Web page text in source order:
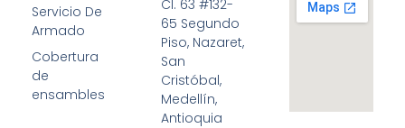
Servicio De
Armado
Cobertura
de
ensambles
Cl. 63 #132-
65 Segundo
Piso, Nazaret,
San
Cristóbal,
Medellín,
Antioquia